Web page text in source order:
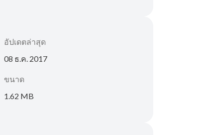
อัปเดตล่าสุด
08 ธ.ค. 2017
ขนาด
1.62 MB